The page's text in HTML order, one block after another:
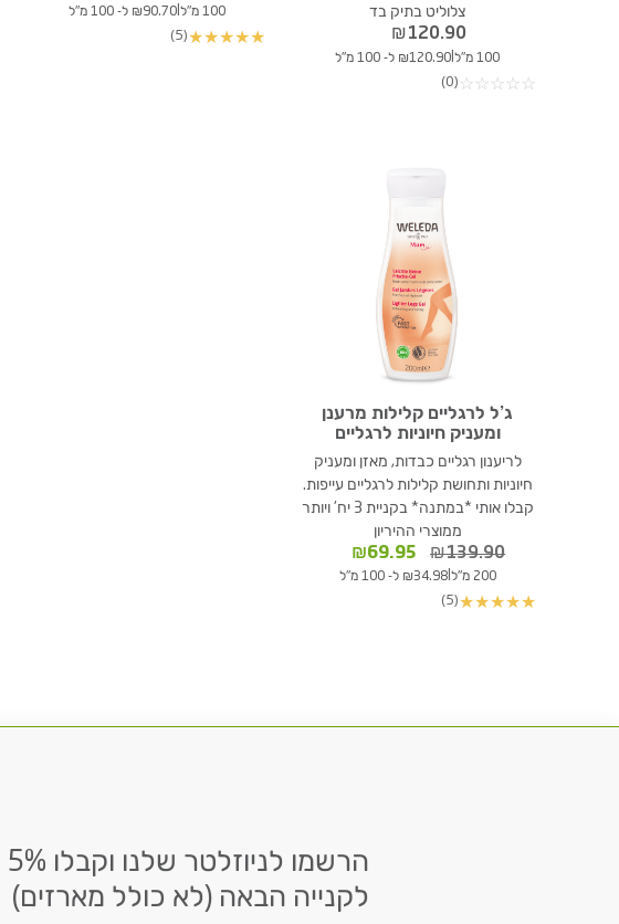
צלוליט בתיק בד
₪120.90
100 מ"ל | ₪120.90 ל- 100 מ"ל
☆
☆
☆
☆
☆
(0)
100 מ"ל |₪90.70 ל- 100 מ"ל
★
★
★
★
★
(5)
ג’ל לרגליים קלילות מרענן
ומעניק חיוניות לרגליים
לריענון רגליים כבדות, מאזן ומעניק
חיוניות ותחושת קלילות לרגליים עייפות.
קבלו אותי *במתנה* בקניית 3 יח' ויותר
ממוצרי ההיריון
₪139.90
המחיר
המקורי
₪69.95
המחיר
הנוכחי
200 מ"ל |₪34.98 ל- 100 מ"ל
★
★
★
★
★
(5)
לקנייה הבאה (לא כולל מארזים)